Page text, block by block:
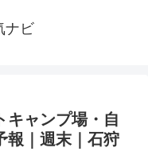
ナビ
キャンプ場・自
報｜週末｜石狩